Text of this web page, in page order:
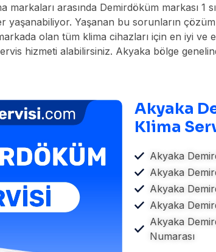
arasında Demirdöküm markası 1
Yaşanan bu sorunların
olan tüm klima cihazları için en iyi ve
hizmeti alabilirsiniz. Akyaka bölge
Akyaka
Klima
Akyaka
Akyaka
Akyaka
Akyaka
Akyaka
Numarası